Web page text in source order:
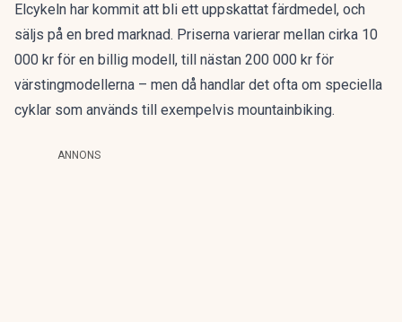
Elcykeln har kommit att bli ett uppskattat färdmedel, och
säljs på en bred marknad. Priserna varierar mellan cirka 10
000 kr för en billig modell, till nästan 200 000 kr för
värstingmodellerna – men då handlar det ofta om speciella
cyklar som används till exempelvis mountainbiking.
ANNONS